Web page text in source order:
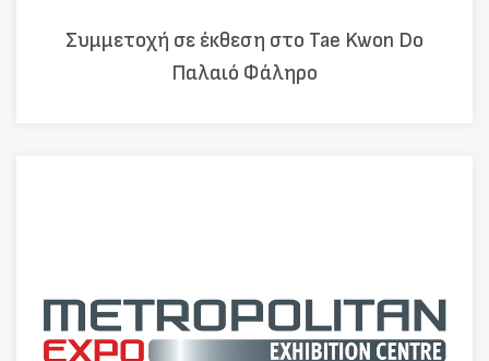
Συμμετοχή σε έκθεση στο Tae Kwon Do
Παλαιό Φάληρο